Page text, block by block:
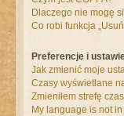
Dlaczego nie mogę
Co robi funkcja
Preferencje i
Jak zmienić moje
Czasy wyświetlane
Zmieniłem strefę
My language is not